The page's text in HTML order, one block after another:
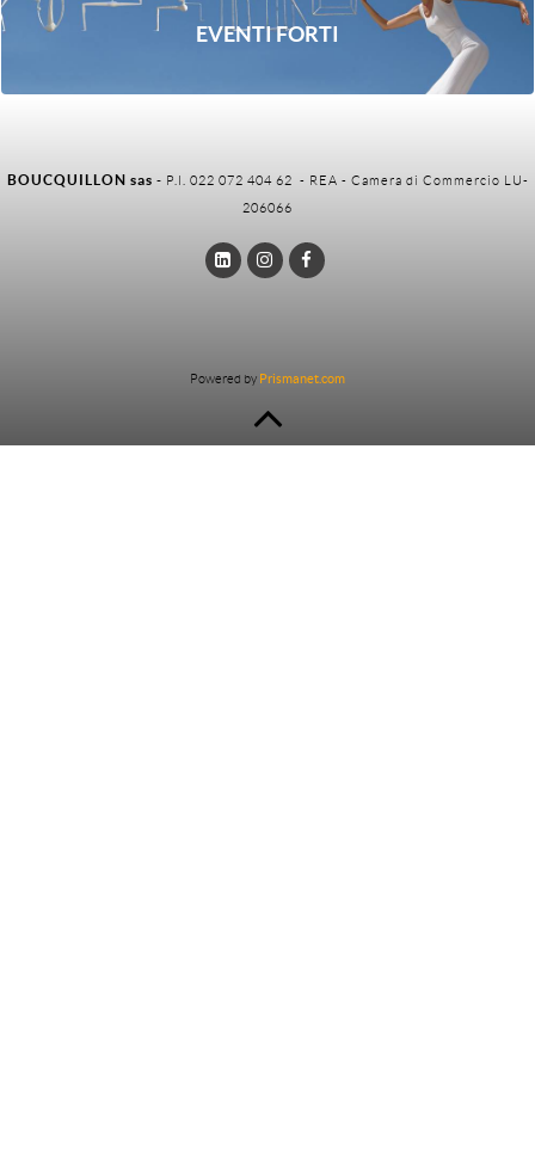
EVENTI FORTI
BOUCQUILLON sas - P.I. 022 072 404 62 - REA - Camera di Commercio LU-
206066
Powered by Prismanet.com